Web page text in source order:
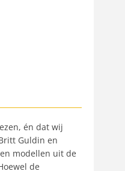
én dat wij
Guldin en
modellen uit de
de